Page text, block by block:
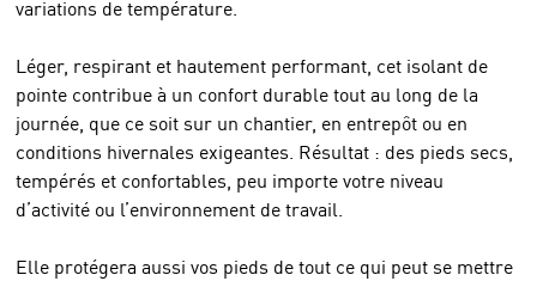
variations de température.
Léger, respirant et hautement performant, cet isolant de
pointe contribue à un confort durable tout au long de la
journée, que ce soit sur un chantier, en entrepôt ou en
conditions hivernales exigeantes. Résultat : des pieds secs,
tempérés et confortables, peu importe votre niveau
d’activité ou l’environnement de travail.
Elle protégera aussi vos pieds de tout ce qui peut se mettre